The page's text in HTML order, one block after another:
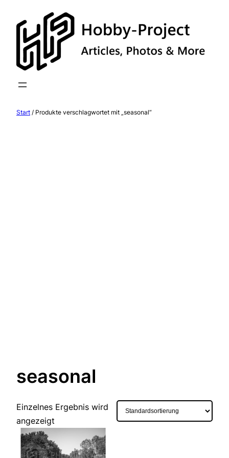
Inhalt
springen
Start / Produkte verschlagwortet mit „seasonal“
seasonal
Einzelnes Ergebnis wird
angezeigt